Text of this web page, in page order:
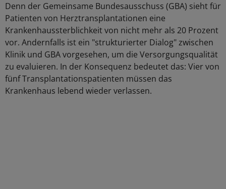
Denn der Gemeinsame Bundesausschuss (GBA) sieht für
Patienten von Herztransplantationen eine
Krankenhaussterblichkeit von nicht mehr als 20 Prozent
vor. Andernfalls ist ein "strukturierter Dialog" zwischen
Klinik und GBA vorgesehen, um die Versorgungsqualität
zu evaluieren. In der Konsequenz bedeutet das: Vier von
fünf Transplantationspatienten müssen das
Krankenhaus lebend wieder verlassen.